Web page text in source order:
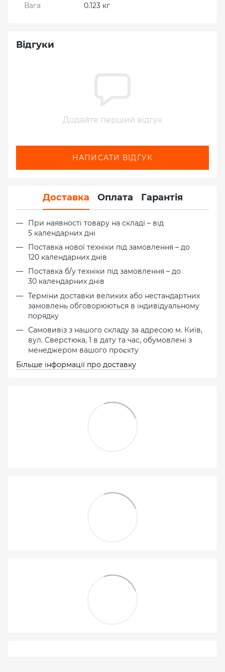
Вага 0.123 кг
Відгуки
Додайте перший відгук
НАПИСАТИ ВІДГУК
Доставка Оплата Гарантія
При наявності товару на складі – від
5 календарних дні
Поставка нової техніки під замовлення – до
120 календарних днів
Поставка б/у техніки під замовлення – до
30 календарних днів
Терміни доставки великих або нестандартних
замовлень обговорюються в індивідуальному
порядку
Самовивіз з нашого складу за адресою м. Київ,
вул. Сверстюка, 1 в дату та час, обумовлені з
менеджером вашого проєкту
Більше інформації про доставку